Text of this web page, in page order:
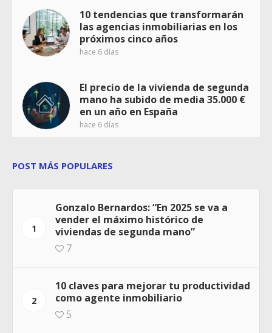
10 tendencias que transformarán
las agencias inmobiliarias en los
próximos cinco años
hace 6 días
El precio de la vivienda de segunda
mano ha subido de media 35.000 €
en un año en España
hace 6 días
POST MÁS POPULARES
1
Gonzalo Bernardos: “En 2025 se va a
vender el máximo histórico de
viviendas de segunda mano”
7
2
10 claves para mejorar tu productividad
como agente inmobiliario
5